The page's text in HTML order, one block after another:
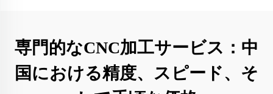
専門的なCNC加工サービス：中
国における精度、スピード、そ